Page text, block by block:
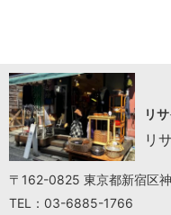
リ
リ
〒162-0825 東京都新宿区
TEL：03-6885-1766